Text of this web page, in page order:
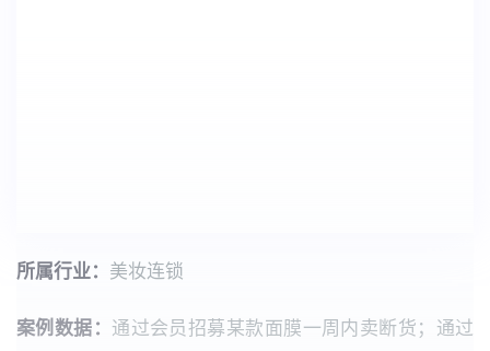
所属行业： 美妆连锁
案例数据： 通过会员招募某款面膜一周内卖断货；通过